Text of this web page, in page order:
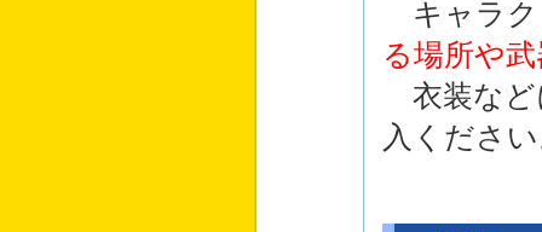
キャラク
る場所や
衣装など
入くださ